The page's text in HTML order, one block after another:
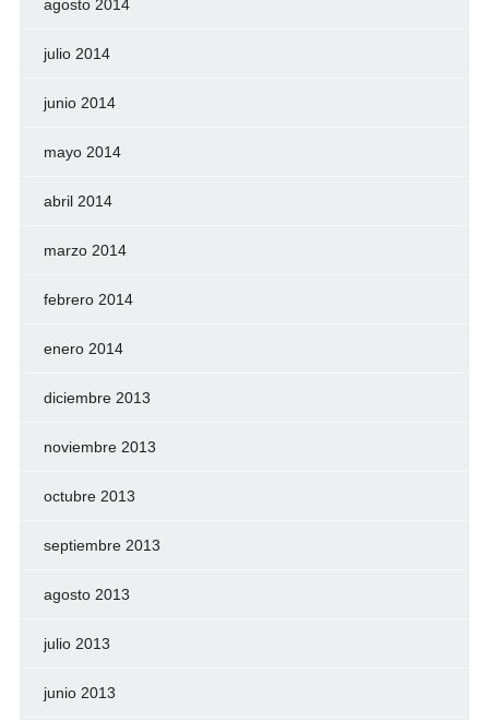
agosto 2014
julio 2014
junio 2014
mayo 2014
abril 2014
marzo 2014
febrero 2014
enero 2014
diciembre 2013
noviembre 2013
octubre 2013
septiembre 2013
agosto 2013
julio 2013
junio 2013